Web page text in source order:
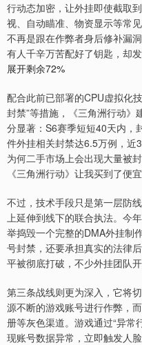
行动态加密，让外挂即使截取
视、自动瞄准、物资显示等常
不再是跟在作弊者身后修补漏
有人千辛万苦配好了钥匙，却
展开剩余72%
配合此前已部署的CPU虚拟化
封禁”等措施，《三角洲行动
分显著：S6赛季短短40天内，
件外挂相关封禁达6.5万例，近
为何二手市场上会出现大量被
《三角洲行动》让我买到了便
不过，技术手段只是第一层防
上延伸到线下的联合执法。今
举捣毁一个完整的DMA外挂制
号封禁，还要承担真实的法律
平被彻底打破，不少外挂团队开
第三条战线则更为深入，它将
源不断的游戏账号进行作弊，
册等灰色渠道。游戏通过“异常
现账号数据异常，立即触发人